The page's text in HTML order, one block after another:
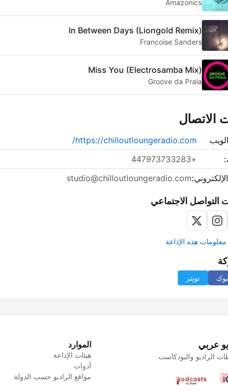
Amazonics
In Between Days (Liongold Remix)
Francoise Sanders
Miss You (Electrosamba Mix)
Groove da Praia
الاتصال
https://chilloutloungeradio.com/
+447973733283
studio@chilloutloungeradio.com
التواصل الاجتماعي
هذه الإذاعة
تويتر
عربي
الراديو والبودكاست
الموارد
هيئات الإذاعة
أدوات
مواقع الراديو حسب الدولة